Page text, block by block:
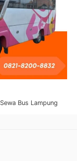
Sewa Bus Lampung